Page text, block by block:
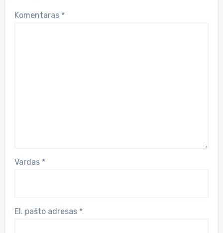
Komentaras *
Vardas *
El. pašto adresas *